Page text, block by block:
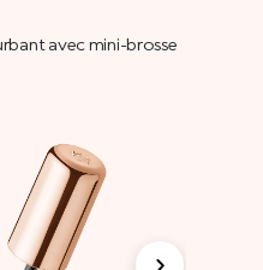
avec mini-brosse